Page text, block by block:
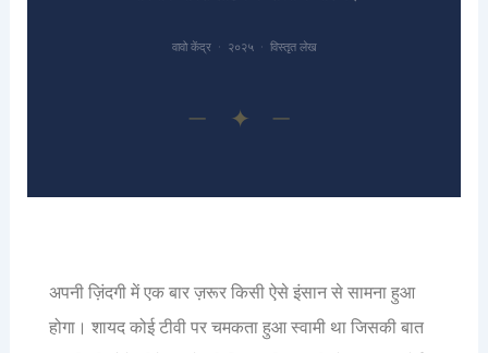
वावो केंद्र · २०२५ · विस्तृत लेख
— ✦ —
अपनी ज़िंदगी में एक बार ज़रूर किसी ऐसे इंसान से सामना हुआ
होगा। शायद कोई टीवी पर चमकता हुआ स्वामी था जिसकी बात